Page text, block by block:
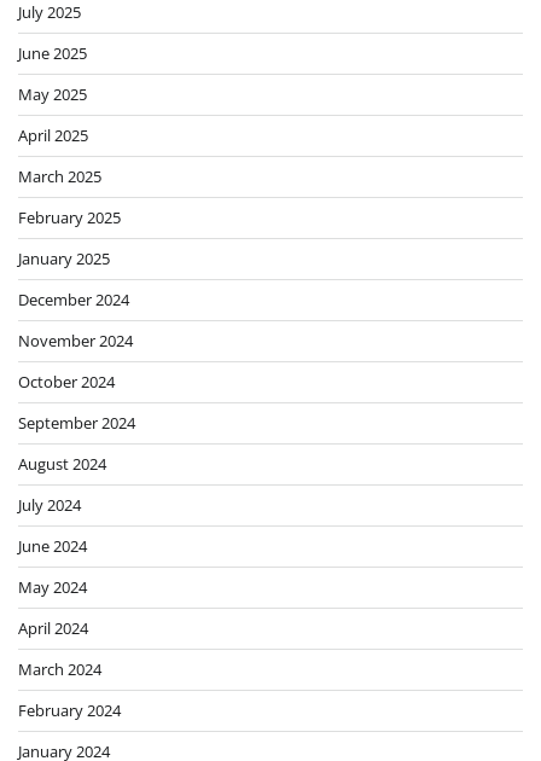
July 2025
June 2025
May 2025
April 2025
March 2025
February 2025
January 2025
December 2024
November 2024
October 2024
September 2024
August 2024
July 2024
June 2024
May 2024
April 2024
March 2024
February 2024
January 2024